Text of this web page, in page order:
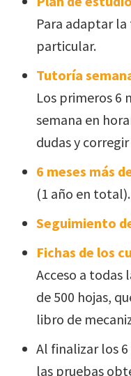
Para adaptar
particular.
Tutoría
Los primeros 6
semana en
dudas y
6 meses más
(1 año en total).
Seguimiento
Fichas de los
Acceso a todas
de 500 hojas,
libro de
Al finalizar los
las pruebas